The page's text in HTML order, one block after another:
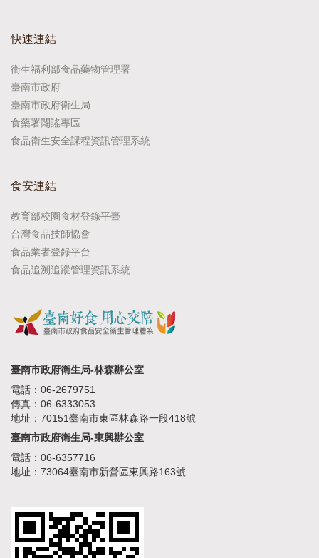
快速連結
衛生福利部食品藥物管理署
臺南市政府
臺南市政府衛生局
食藥署闢謠專區
食品衛生安全課程資訊管理系統
食安連結
教育部校園食材登錄平臺
台灣食品技師協會
食品業者登錄平台
食品追溯追蹤管理資訊系統
臺南市政府衛生局-林森辦公室
電話：06-2679751
傳真：06-6333053
地址：70151臺南市東區林森路一段418號
臺南市政府衛生局-東興辦公室
電話：06-6357716
地址：73064臺南市新營區東興路163號